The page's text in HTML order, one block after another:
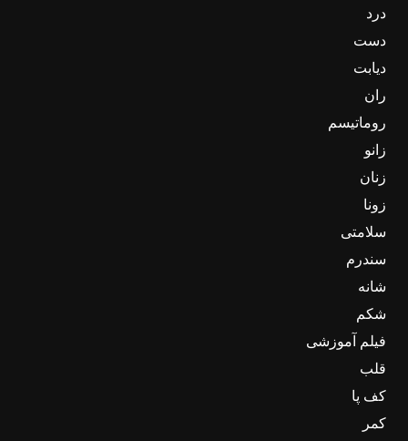
درد
دست
دیابت
ران
روماتیسم
زانو
زنان
زونا
سلامتی
سندرم
شانه
شکم
فیلم آموزشی
قلب
کف پا
کمر